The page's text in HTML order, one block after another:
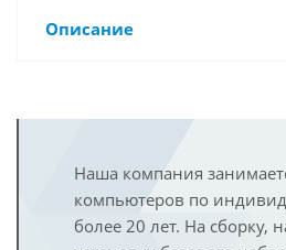
Описание
Наша компания
компьютеров по
более 20 лет. На сборку,